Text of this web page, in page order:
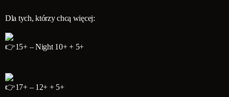
Dla tych, którzy chcą więcej:
15+ – Night 10+ + 5+
17+ – 12+ + 5+